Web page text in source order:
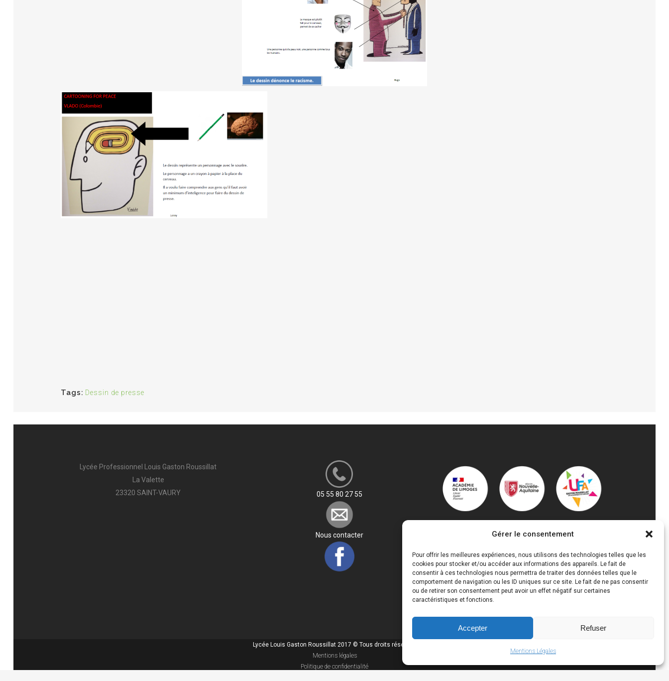
Gérer le consentement
Pour offrir les meilleures expériences, nous utilisons des technologies telles que les
cookies pour stocker et/ou accéder aux informations des appareils. Le fait de
consentir à ces technologies nous permettra de traiter des données telles que le
comportement de navigation ou les ID uniques sur ce site. Le fait de ne pas consentir
ou de retirer son consentement peut avoir un effet négatif sur certaines
caractéristiques et fonctions.
Accepter Refuser
Mentions Légales
Tags: Dessin de presse
Lycée Professionnel Louis Gaston Roussillat
La Valette
23320 SAINT-VAURY
05 55 80 27 55
Nous contacter
Lycée Louis Gaston Roussillat 2017 © Tous droits réservés
Mentions légales
Politique de confidentialité